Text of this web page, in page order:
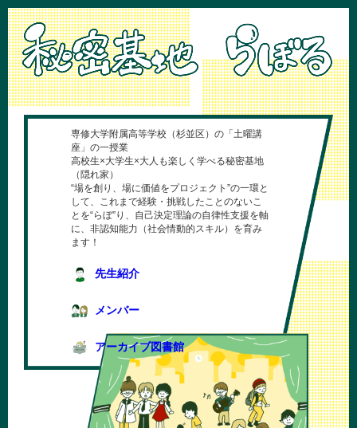
専修大学附属高等学校（杉並区）の「土曜講
座」の一授業
高校生×大学生×大人も楽しく学べる秘密基地
（隠れ家）
“場を創り、場に価値をプロジェクト”の一環と
して、これまで経験・挑戦したことのないこ
とを“らぼ”り、自己決定理論の自律性支援を軸
に、非認知能力（社会情動的スキル）を育み
ます！
先生紹介
メンバー
アーカイブ図書館